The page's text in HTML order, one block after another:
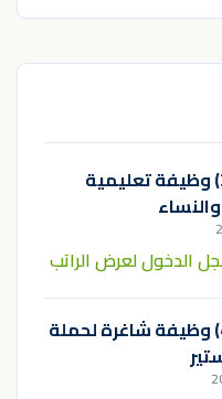
كليات التميز تعلن (30) وظيفة تعليمية
الدخول لعرض الراتب
كليات التميز تعلن (45) وظيفة شاغرة لحملة